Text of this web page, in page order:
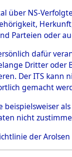
über NS-
Parteien oder
dafür
Dritter
Der ITS
gemacht
beispielsweiser
nicht
der Arolsen